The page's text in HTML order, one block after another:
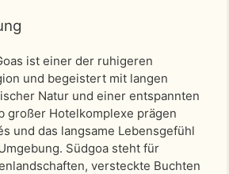
ist einer der ruhigeren
und begeistert mit langen
Natur und einer entspannten
großer Hotelkomplexe prägen
und das langsame Lebensgefühl
Südgoa steht für
versteckte Buchten